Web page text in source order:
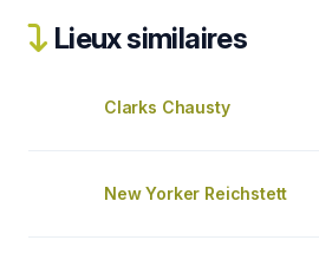
Lieux similaires
Clarks Chausty
New Yorker Reichstett